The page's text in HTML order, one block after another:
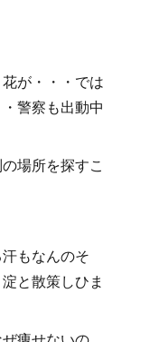
が・・・では
警察も出動中
場所を探すこ
もなんのそ
と散策しひま